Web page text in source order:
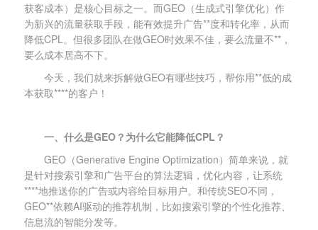
获客成本）是核心目标之一。而GEO（生成式引擎优化）作
为新兴的流量获取手段，能有效提升广告**度和转化率，从而
降低CPL。但很多团队在做GEO时效果不佳，要么流量不**，
要么成本居高不下。
今天，我们就来拆解做GEO有哪些技巧，帮你用**低的成
本获取****的客户！
一、什么是GEO？为什么它能降低CPL？
GEO（Generative Engine Optimization）简单来说，就
是针对搜索引擎和广告平台的算法逻辑，优化内容，让系统
****地推送你的广告或内容给目标用户。和传统SEO不同，
GEO**依赖AI驱动的推荐机制，比如搜索引擎的个性化推荐、
信息流的智能分发等。